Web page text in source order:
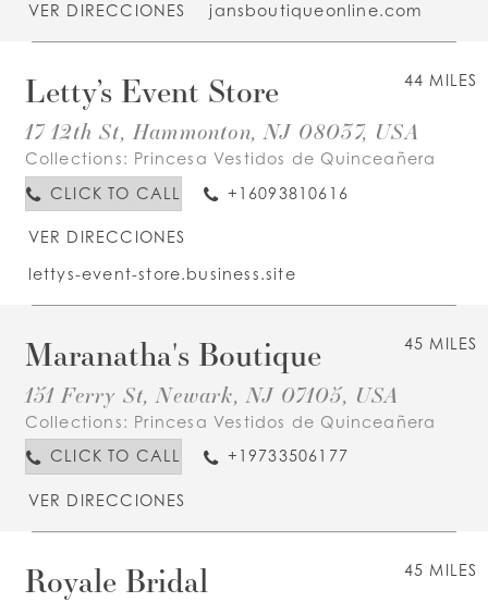
VER DIRECCIONES jansboutiqueonline.com
44 MILES
Letty’s Event Store
17 12th St, Hammonton, NJ 08037, USA
Collections: Princesa Vestidos de Quinceañera
CLICK TO CALL
+16093810616
VER DIRECCIONES
lettys-event-store.business.site
45 MILES
Maranatha's Boutique
151 Ferry St, Newark, NJ 07105, USA
Collections: Princesa Vestidos de Quinceañera
CLICK TO CALL
+19733506177
VER DIRECCIONES
45 MILES
Royale Bridal